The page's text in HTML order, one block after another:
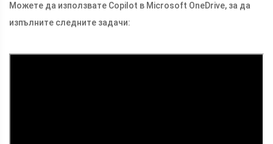
Можете да използвате Copilot в Microsoft OneDrive, за да
изпълните следните задачи: